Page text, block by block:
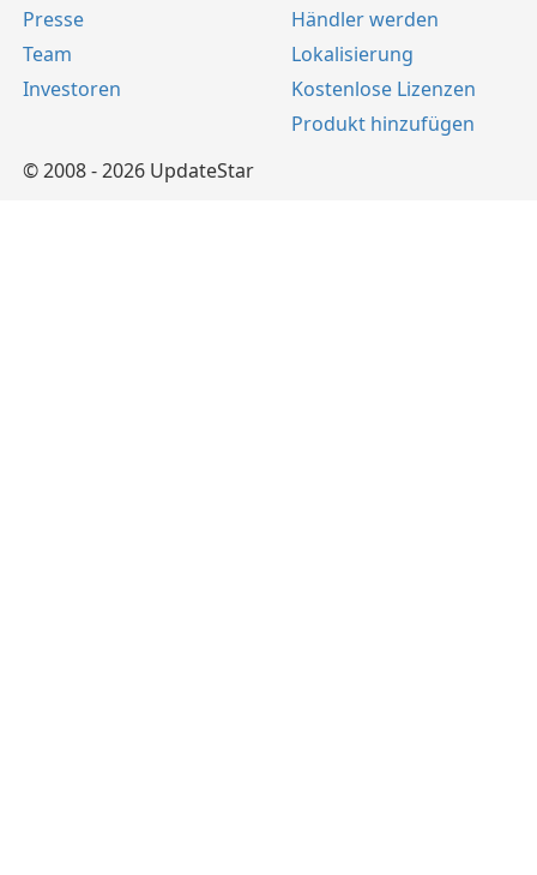
Presse
Team
Investoren
Händler werden
Lokalisierung
Kostenlose Lizenzen
Produkt hinzufügen
© 2008 - 2026 UpdateStar